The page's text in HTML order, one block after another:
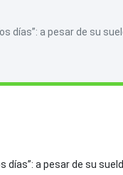
días”: a pesar de su